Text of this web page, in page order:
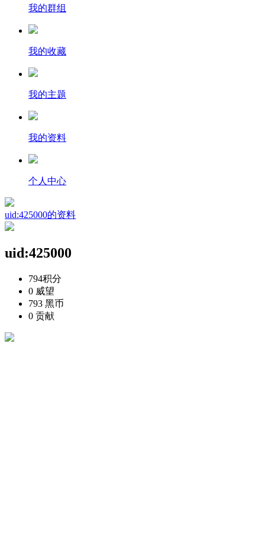
我的群组
我的收藏
我的主题
我的资料
个人中心
uid:425000的资料
uid:425000
794积分
0 威望
793 黑币
0 贡献